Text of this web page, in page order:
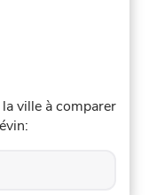
ville à comparer